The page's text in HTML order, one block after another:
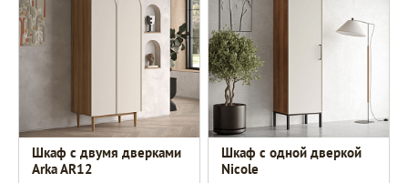
Шкаф с двумя дверками
Arka AR12
Шкаф c одной дверкой
Nicole